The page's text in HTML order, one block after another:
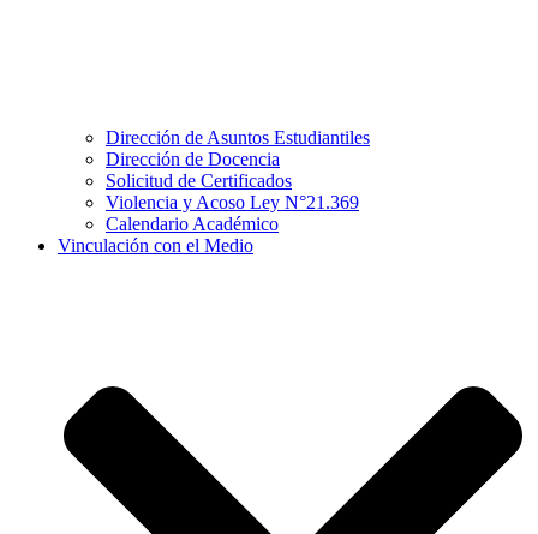
Dirección de Asuntos Estudiantiles
Dirección de Docencia
Solicitud de Certificados
Violencia y Acoso Ley N°21.369
Calendario Académico
Vinculación con el Medio